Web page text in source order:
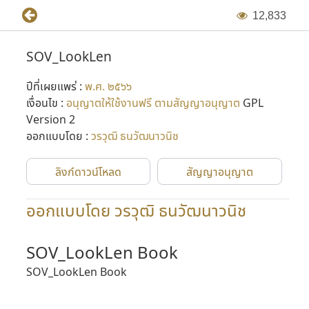
12,833
SOV_LookLen
ปีที่เผยแพร่ : พ.ศ. ๒๕๖๖
เงื่อนไข : อนุญาตให้ใช้งานฟรี ตามสัญญาอนุญาต GPL
Version 2
ออกแบบโดย : วรวุฒิ ธนวัฒนาวนิช
ลิงก์ดาวน์โหลด สัญญาอนุญาต
ออกแบบโดย วรวุฒิ ธนวัฒนาวนิช
SOV_LookLen Book
SOV_LookLen Book